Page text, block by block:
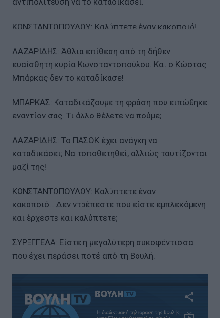
αντιπολίτευση να το καταδικάσει.
ΚΩΝΣΤΑΝΤΟΠΟΥΛΟΥ: Καλύπτετε έναν κακοποιό!
ΛΑΖΑΡΙΔΗΣ: Άθλια επίθεση από τη δήθεν
ευαίσθητη κυρία Κωνσταντοπούλου. Και ο Κώστας
Μπάρκας δεν το καταδίκασε!
ΜΠΑΡΚΑΣ: Καταδικάζουμε τη φράση που ειπώθηκε
εναντίον σας. Τι άλλο θέλετε να πούμε;
ΛΑΖΑΡΙΔΗΣ: Το ΠΑΣΟΚ έχει ανάγκη να
καταδικάσει; Να τοποθετηθεί, αλλιώς ταυτίζονται
μαζί της!
ΚΩΝΣΤΑΝΤΟΠΟΥΛΟΥ: Καλύπτετε έναν
κακοποιό….Δεν ντρέπεστε που είστε εμπλεκόμενη
και έρχεστε και καλύπτετε;
ΣΥΡΕΓΓΕΛΑ: Είστε η μεγαλύτερη συκοφάντισσα
που έχει περάσει ποτέ από τη Βουλή.